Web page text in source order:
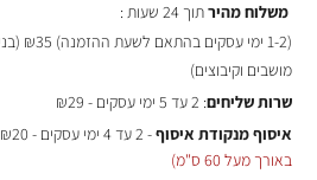
משלוח מהירתוך 24 שעות :
(1-2 ימי עסקים בהתאם לשעת ההזמנה)
מושבים וקיבוצים)
שרות שליחים: 2 עד 5 ימי עסקים - ₪29
איסוף מנקודת איסוף- 2 עד 4 ימי עסקים - ₪20
באורך מעל 60 ס"מ)